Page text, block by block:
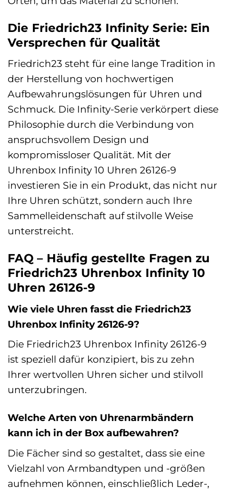
Die Friedrich23 Infinity Serie: Ein
Versprechen für Qualität
Friedrich23 steht für eine lange Tradition in
der Herstellung von hochwertigen
Aufbewahrungslösungen für Uhren und
Schmuck. Die Infinity-Serie verkörpert diese
Philosophie durch die Verbindung von
anspruchsvollem Design und
kompromissloser Qualität. Mit der
Uhrenbox Infinity 10 Uhren 26126-9
investieren Sie in ein Produkt, das nicht nur
Ihre Uhren schützt, sondern auch Ihre
Sammelleidenschaft auf stilvolle Weise
unterstreicht.
FAQ – Häufig gestellte Fragen zu
Friedrich23 Uhrenbox Infinity 10
Uhren 26126-9
Wie viele Uhren fasst die Friedrich23
Uhrenbox Infinity 26126-9?
Die Friedrich23 Uhrenbox Infinity 26126-9
ist speziell dafür konzipiert, bis zu zehn
Ihrer wertvollen Uhren sicher und stilvoll
unterzubringen.
Welche Arten von Uhrenarmbändern
kann ich in der Box aufbewahren?
Die Fächer sind so gestaltet, dass sie eine
Vielzahl von Armbandtypen und -größen
aufnehmen können, einschließlich Leder-,